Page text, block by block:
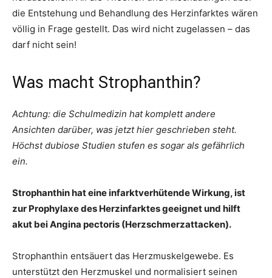
die Entstehung und Behandlung des Herzinfarktes wären
völlig in Frage gestellt. Das wird nicht zugelassen – das
darf nicht sein!
Was macht Strophanthin?
Achtung: die Schulmedizin hat komplett andere
Ansichten darüber, was jetzt hier geschrieben steht.
Höchst dubiose Studien stufen es sogar als gefährlich
ein.
Strophanthin hat eine infarktverhütende Wirkung, ist
zur Prophylaxe des Herzinfarktes geeignet und hilft
akut bei Angina pectoris (Herzschmerzattacken).
Strophanthin entsäuert das Herzmuskelgewebe. Es
unterstützt den Herzmuskel und normalisiert seinen